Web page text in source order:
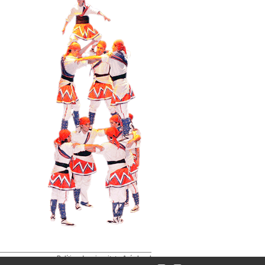
Política de privacitat · Avís legal